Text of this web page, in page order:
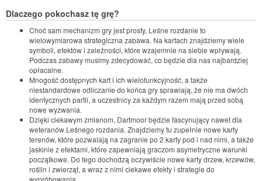
Dlaczego pokochasz tę grę?
Choć sam mechanizm gry jest prosty, Leśne rozdanie to
wielowymiarowa strategiczna zabawa. Na kartach znajdziemy wiele
symboli, efektów i zależności, które wzajemnie na siebie wpływają.
Podczas zabawy musimy zdecydować, co będzie dla nas najbardziej
opłacalne.
Mnogość dostępnych kart i ich wielofunkcyjność, a także
niestandardowe odliczanie do końca gry sprawiają, że nie ma dwóch
identycznych partii, a uczestnicy za każdym razem mają przed sobą
nowe wyzwania.
Dzięki ciekawym zmianom, Dartmoor będzie fascynujący nawet dla
weteranów Leśnego rozdania. Znajdziemy tu zupełnie nowe karty
terenów, które pozwalają na zagranie po 2 karty pod i nad nimi, a także
jaskinie z efektami, które zapewniają graczom asymetryczne warunki
początkowe. Do tego dochodzą oczywiście nowe karty drzew, krzewów,
roślin i zwierząt, a wraz z nimi ciekawe efekty i strategie do
wypróbowania.